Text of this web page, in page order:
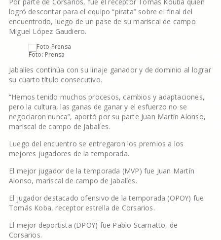
logró descontar para el equipo “pirata” sobre el final del
encuentrodo, luego de un pase de su mariscal de campo
Miguel López Gaudiero.
Foto: Prensa
Jabalíes continúa con su linaje ganador y de dominio al lograr
su cuarto título consecutivo.
“Hemos tenido muchos procesos, cambios y adaptaciones,
pero la cultura, las ganas de ganar y el esfuerzo no se
negociaron nunca”, aportó por su parte Juan Martín Alonso,
mariscal de campo de Jabalíes.
Luego del encuentro se entregaron los premios a los
mejores jugadores de la temporada.
El mejor jugador de la temporada (MVP) fue Juan Martín
Alonso, mariscal de campo de Jabalíes.
El jugador destacado ofensivo de la temporada (OPOY) fue
Tomás Koba, receptor estrella de Corsarios.
El mejor deportista (DPOY) fue Pablo Scarnatto, de
Corsarios.